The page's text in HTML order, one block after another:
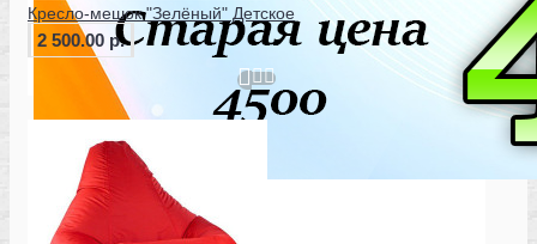
Кресло-мешок "Зелёный" Детское
2 500.00 р.